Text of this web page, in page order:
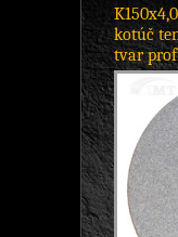
kotúč
tvar